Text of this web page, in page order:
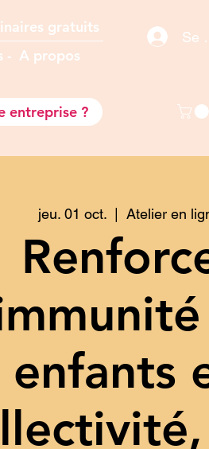
gratuits
- A propos
Se
entreprise ?
jeu. 01 oct.
  |
Atelier en
enfants